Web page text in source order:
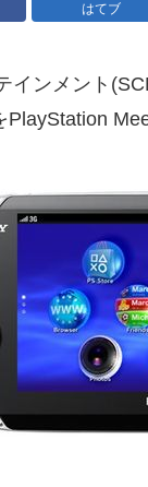
はてブ
インメント